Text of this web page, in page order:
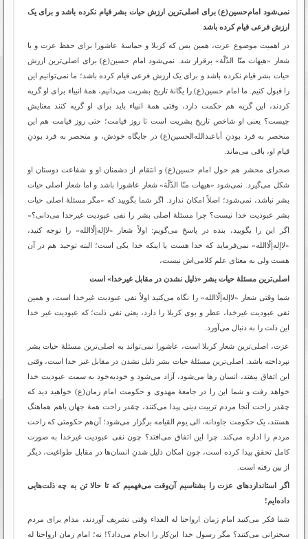
نمی‌شود امام‌حسین‌‌(ع) برای اصلی‌ترین ارزش حیات بشر قیام نکرده باشد و برای یک
ارزش فرعی قیام کرده باشد
در اهمیت موضوع عزت، همین بس که کربلا و حماسۀ عاشورا برای حفظ عزت و با
شعار «هیهات منّا الذّلّة» برقرار شد. نمی‌شود امام حسین‌‌(ع) برای اصلی‌ترین ارزش
حیات بشر قیام نکرده باشد و برای یک ارزش فرعی قیام کرده باشد؛ ما نمی‌توانیم این
را قبول کنیم. ما امام حسین(ع) را یگانۀ تاریخ بشریت می‌دانیم، همۀ انبیاء برای او گریه
کردند، این گریه هم حکمت دارد، وقتی همۀ انبیاء باید برای او گریه کنند معنایش
چیست؟ یعنی او شاخص تاریخ بشریت است تا روز قیامت؛ حتی روز قیامت هم این
منحصر به فرد بودنِ أباعبدالله‌الحسین(ع) در جایگاه خودش، و منحصر به فرد بودنِ
قیام او، باقی می‌ماند.
صحرای محشر هم حول امام حسین‌‌(ع) و انتقام از دشمنان او و شفاعت دوستان او
شکل می‌گیرد. نمی‌شود «هیهات منّا الذّلّة» شعار عاشورا باشد و اما شعار اصلی حیات
بشر نباشد، نمی‌شود؛ اصلاً امکان ندارد. اگر شما بگویید که «مگر مسئلۀ اصلی حیات
بشر عبودیت خدا نیست؟ چرا مسئلۀ اصلی بشر را نفی عبودیت غیرخدا می‌دانی؟»
اگر این را بگویید، بنده در پاسخ می‌گویم: اولاً شعار «لاإله‌إلّاالله» را توجه کنید،
«لاإله‌إلّاالله» نمی‌فرماید که خدا هست یا اینکه خدا یکی است؛ البته توحید هم در آن
هست ولی به معنای علم کلامی‌اش نیست،
اصلی‌ترین مسئلۀ حیات بشر «ذلیل نشدن در مقابل غیرخدا» است
شما وقتی شعار «لاإله‌إلّاالله» را نگاه می‌کنید اولاً نفی عبودیت غیرخدا است، و همین
نفی عبودیت غیرخدا، عطر و بوی کربلا را دارد، یعنی نفی ذلت؛ که عبودیت غیر خدا
این ذلت را به دنبال می‌آورد.
عزت، اصلی‌ترین شعار کربلا است، عاشورا نمی‌تواند به اصلی‌ترین مسئلۀ حیات بشر
نپرداخته باشد. اصلی‌ترین مسئلۀ حیات بشر ذلیل نشدن در مقابل غیر خدا است، وقتی
این اتفاق بیفتد، انسان رها می‌شود، آزاد می‌شود و خودبه‌خود به سمت عبودیت خدا
خواهد رفت و شما این را در جامعۀ مهدوی و حکومت امام زمان(ع) خواهید دید که
چقدر راحت آنجا مردم تربیت دینی پیدا می‌کنند، چقدر راحت همۀ جهان باهم هماهنگ
هستند، یک حکومت جاودانه، الی یوم القیامه برگزار می‌شود؛ آن‌هم حکومتی که راحت
مردم را اداره می‌کند. چرا این اتفاق می‌افتد؟ چون نفی عبودیت غیرخدا به صورت
کامل تحقق پیدا کرده است، چون امکان ذلیل شدنِ انسان‌ها در مقابل طواغیت، دیگر
از بین رفته است.
اگر استانداردهای عزت را بشناسیم آن‌وقت می‌فهمیم که تا حالا تن به چه ذلت‌هایی
داده‌ایم!
شما فکر می‌کنید امام زمان ارواحنا له الفداء وقتی تشریف آوردند، مدام برای مردم
سخنرانی می‌کنند؟ مگر رسول خدا این‌کار را انجام می‌داد؟! نه؛ امام زمان ارواحنا له